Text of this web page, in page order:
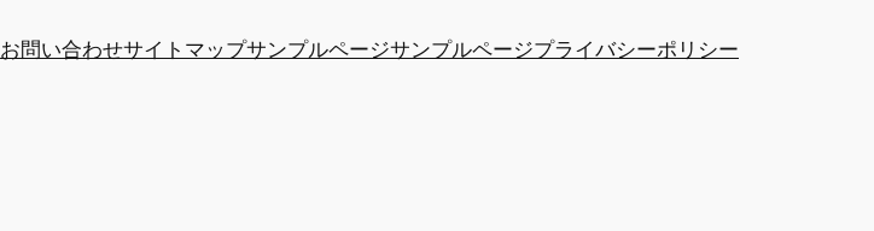
お問い合わせサイトマップサンプルページサンプルページプライバシーポリシー